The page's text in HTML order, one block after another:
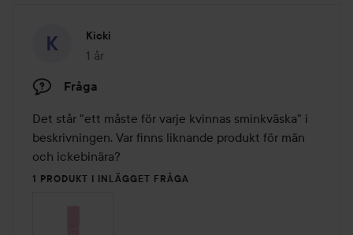
Kicki
1 år
Inlägget skapades 1 år
Fråga
Det står "ett måste för varje kvinnas sminkväska" i
beskrivningen. Var finns liknande produkt för män
och ickebinära?
1 PRODUKT I INLÄGGET FRÅGA